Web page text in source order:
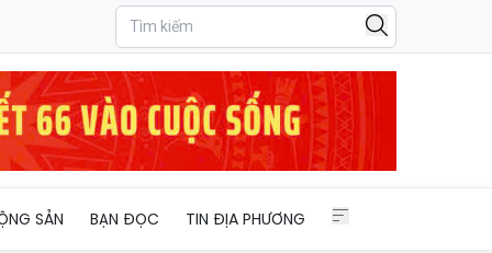
SẢN BẠN ĐỌC TIN ĐỊA PHƯƠNG